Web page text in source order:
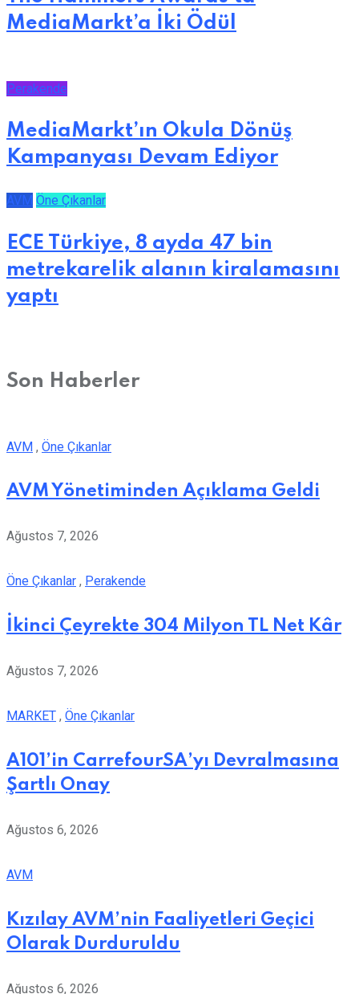
MediaMarkt’a İki Ödül
Perakende
MediaMarkt’ın Okula Dönüş
Kampanyası Devam Ediyor
AVM Öne Çıkanlar
ECE Türkiye, 8 ayda 47 bin
metrekarelik alanın kiralamasını
yaptı
Son Haberler
AVM , Öne Çıkanlar
AVM Yönetiminden Açıklama Geldi
Ağustos 7, 2026
Öne Çıkanlar , Perakende
İkinci Çeyrekte 304 Milyon TL Net Kâr
Ağustos 7, 2026
MARKET , Öne Çıkanlar
A101’in CarrefourSA’yı Devralmasına
Şartlı Onay
Ağustos 6, 2026
AVM
Kızılay AVM’nin Faaliyetleri Geçici
Olarak Durduruldu
Ağustos 6, 2026